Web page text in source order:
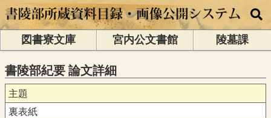
図書寮文庫 宮内公文書館 陵墓課
書陵部紀要 論文詳細
主題
裏表紙